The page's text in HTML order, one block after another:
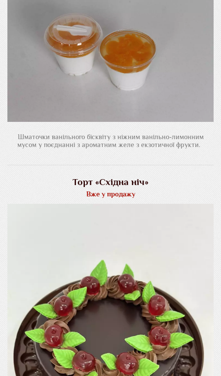
Шматочки ванільного бісквіту з ніжним ванільно-лимонним
мусом у поєднанні з ароматним желе з екзотичної фрукти.
Торт «Східна ніч»
Вже у продажу